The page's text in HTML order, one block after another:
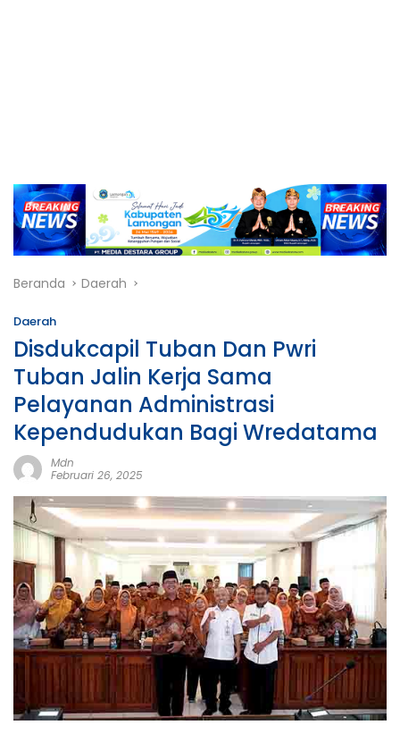
Beranda Daerah
Daerah
Disdukcapil Tuban Dan Pwri
Tuban Jalin Kerja Sama
Pelayanan Administrasi
Kependudukan Bagi Wredatama
Mdn
Februari 26, 2025